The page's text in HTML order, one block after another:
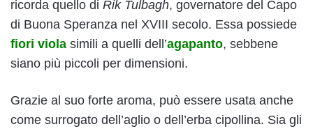
ricorda quello di Rik Tulbagh, governatore del Capo
di Buona Speranza nel XVIII secolo. Essa possiede
fiori viola simili a quelli dell’agapanto, sebbene
siano più piccoli per dimensioni.
Grazie al suo forte aroma, può essere usata anche
come surrogato dell’aglio o dell’erba cipollina. Sia gli